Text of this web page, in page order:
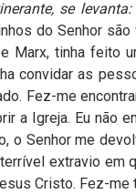
se levanta:
do Senhor
Marx, tinha feito
convidar as
Fez-me
a Igreja. Eu não
o Senhor me
extravio em
Cristo. Fez-